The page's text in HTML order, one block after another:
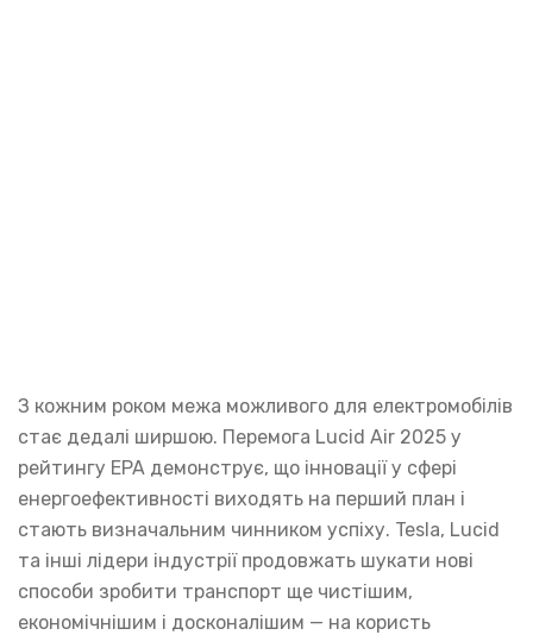
З кожним роком межа можливого для електромобілів
стає дедалі ширшою. Перемога Lucid Air 2025 у
рейтингу EPA демонструє, що інновації у сфері
енергоефективності виходять на перший план і
стають визначальним чинником успіху. Tesla, Lucid
та інші лідери індустрії продовжать шукати нові
способи зробити транспорт ще чистішим,
економічнішим і досконалішим — на користь